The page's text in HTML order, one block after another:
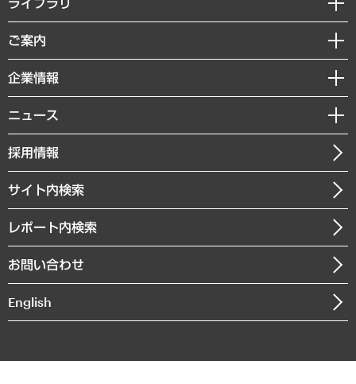
組織・人事戦略
デジタルイノベーション
共生・ダイバーシティ
GRC（ガバナンス・リスク・コンプライアンス）・防災（政策）
経済・産業・雇用・労働
まちづくり・観光・交通・スポーツ・スマートシティ
自然資源・農林水産業・食料システム
経済調査
レポート
コラム
経営用語集
受託・受注実績（官公庁関連）
メディア掲載・出演
ご案内
セミナー・イベント情報
MUFGビジネスセミナー
受託案件情報
企業情報
私たちの想い
社長メッセージ
会社概要
沿革
組織図・本部部室紹介
インドネシア現地法人
個人情報保護方針
ニュース
ニュースリリース
お知らせ
採用情報
サイト内検索
レポート内検索
お問い合わせ
English